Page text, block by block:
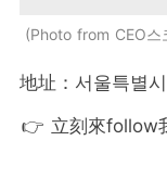
Photo from CEO스
地址：서울특별
👉 立刻來follow